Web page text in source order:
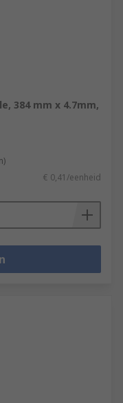
384 mm x 4.7mm,
€ 0,41/eenheid